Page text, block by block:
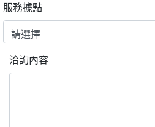
服務據點
洽詢內容